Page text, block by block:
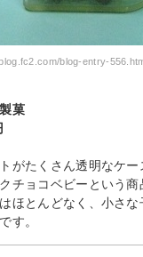
blog-entry-
菓
がたくさん透明なケ
チョコベビーという商
ほとんどなく、小さ
す。